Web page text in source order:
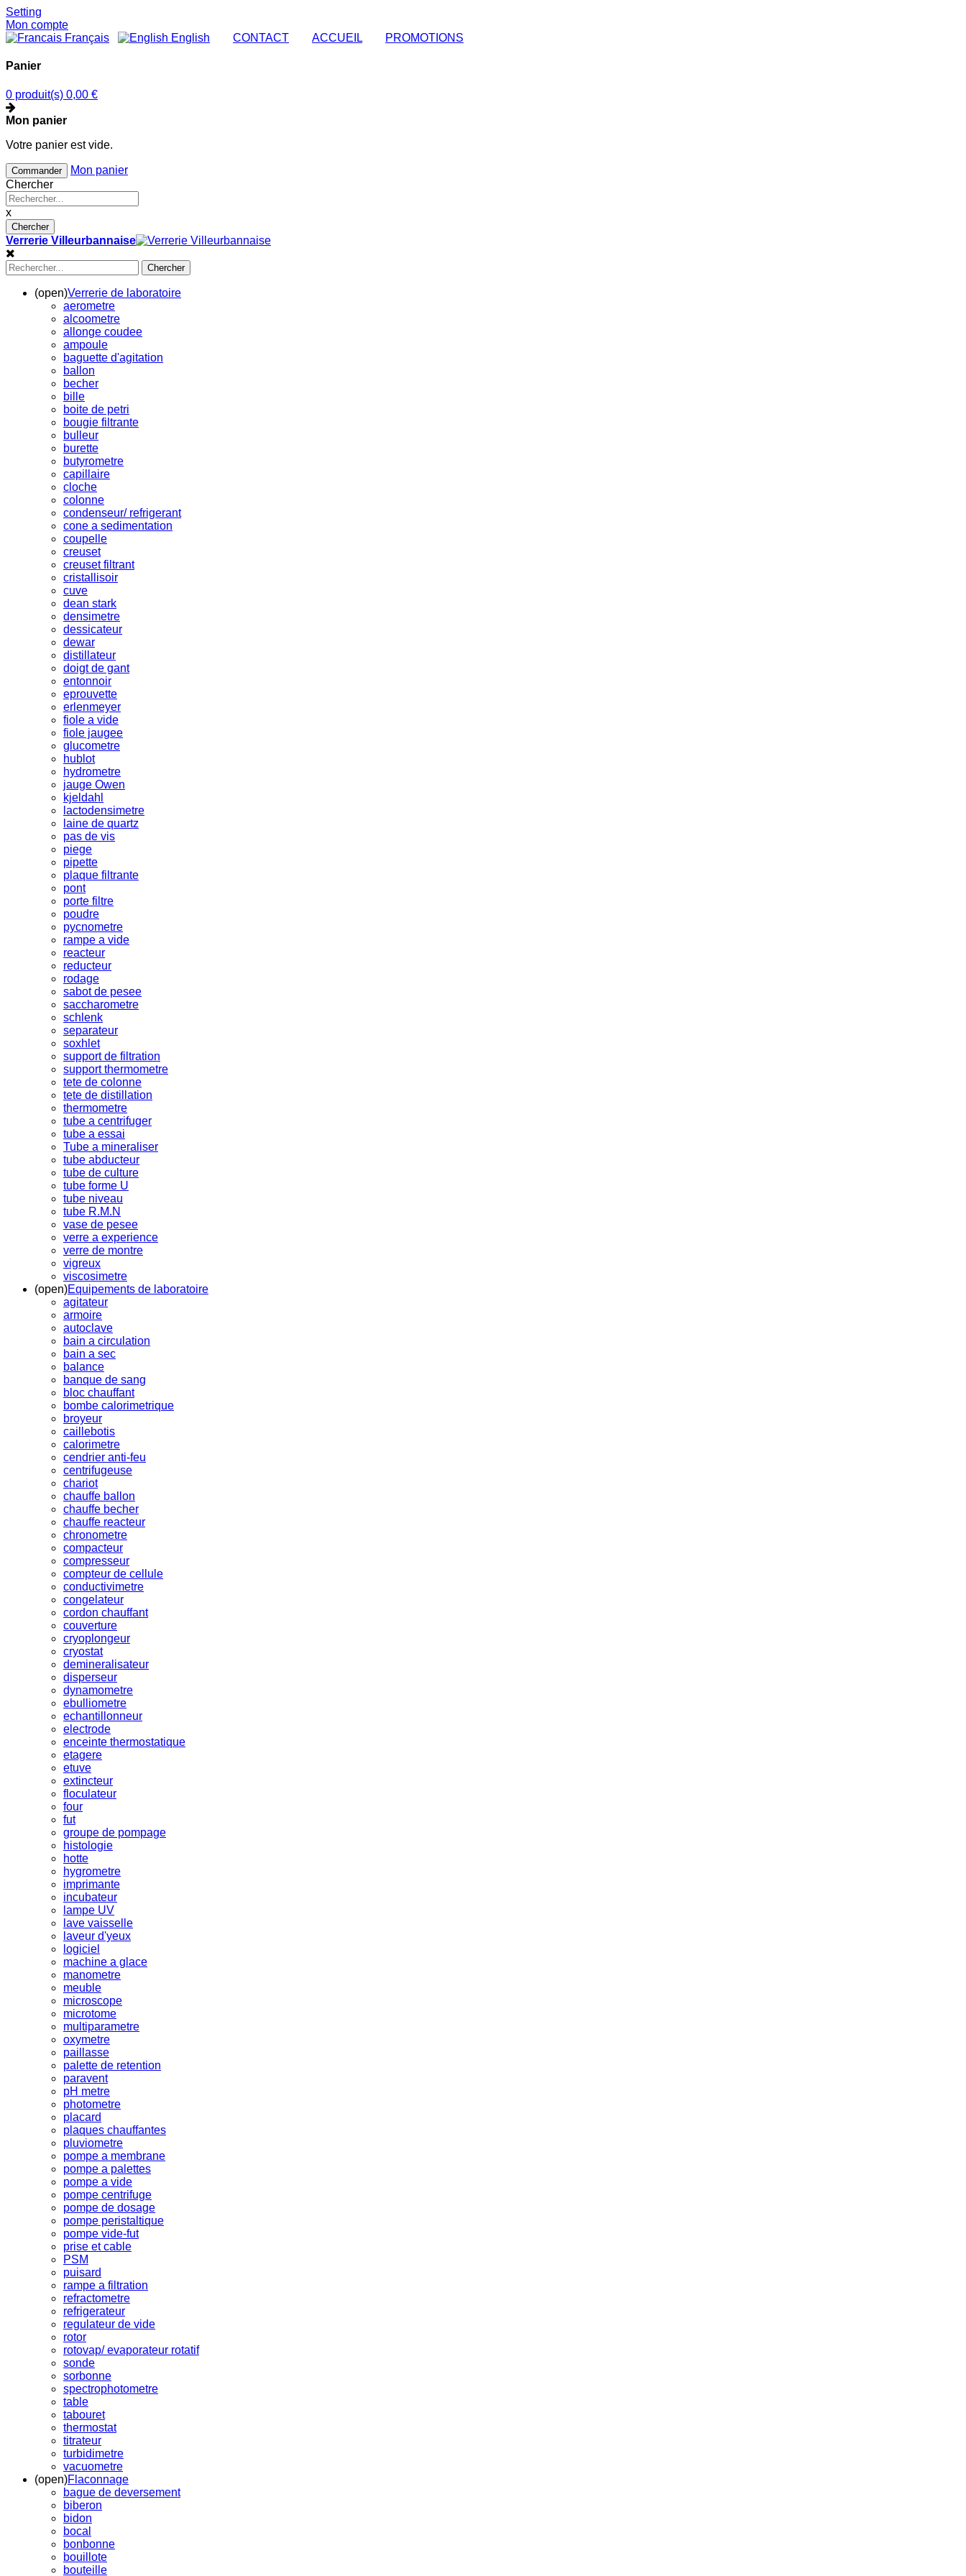
Setting
Mon compte
Français
English CONTACT ACCUEIL PROMOTIONS
Panier
0 produit(s) 0,00 €
Mon panier
Votre panier est vide.
Commander
Mon panier
Chercher
x
Chercher
Verrerie Villeurbannaise
Chercher
(open)Verrerie de laboratoire
aerometre
alcoometre
allonge coudee
ampoule
baguette d'agitation
ballon
becher
bille
boite de petri
bougie filtrante
bulleur
burette
butyrometre
capillaire
cloche
colonne
condenseur/ refrigerant
cone a sedimentation
coupelle
creuset
creuset filtrant
cristallisoir
cuve
dean stark
densimetre
dessicateur
dewar
distillateur
doigt de gant
entonnoir
eprouvette
erlenmeyer
fiole a vide
fiole jaugee
glucometre
hublot
hydrometre
jauge Owen
kjeldahl
lactodensimetre
laine de quartz
pas de vis
piege
pipette
plaque filtrante
pont
porte filtre
poudre
pycnometre
rampe a vide
reacteur
reducteur
rodage
sabot de pesee
saccharometre
schlenk
separateur
soxhlet
support de filtration
support thermometre
tete de colonne
tete de distillation
thermometre
tube a centrifuger
tube a essai
Tube a mineraliser
tube abducteur
tube de culture
tube forme U
tube niveau
tube R.M.N
vase de pesee
verre a experience
verre de montre
vigreux
viscosimetre
(open)Equipements de laboratoire
agitateur
armoire
autoclave
bain a circulation
bain a sec
balance
banque de sang
bloc chauffant
bombe calorimetrique
broyeur
caillebotis
calorimetre
cendrier anti-feu
centrifugeuse
chariot
chauffe ballon
chauffe becher
chauffe reacteur
chronometre
compacteur
compresseur
compteur de cellule
conductivimetre
congelateur
cordon chauffant
couverture
cryoplongeur
cryostat
demineralisateur
disperseur
dynamometre
ebulliometre
echantillonneur
electrode
enceinte thermostatique
etagere
etuve
extincteur
floculateur
four
fut
groupe de pompage
histologie
hotte
hygrometre
imprimante
incubateur
lampe UV
lave vaisselle
laveur d'yeux
logiciel
machine a glace
manometre
meuble
microscope
microtome
multiparametre
oxymetre
paillasse
palette de retention
paravent
pH metre
photometre
placard
plaques chauffantes
pluviometre
pompe a membrane
pompe a palettes
pompe a vide
pompe centrifuge
pompe de dosage
pompe peristaltique
pompe vide-fut
prise et cable
PSM
puisard
rampe a filtration
refractometre
refrigerateur
regulateur de vide
rotor
rotovap/ evaporateur rotatif
sonde
sorbonne
spectrophotometre
table
tabouret
thermostat
titrateur
turbidimetre
vacuometre
(open)Flaconnage
bague de deversement
biberon
bidon
bocal
bonbonne
bouillote
bouteille